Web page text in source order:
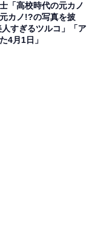
「高校時代の元カノ
カノ!?の写真を披
すぎるツルコ」「ア
4月1日」